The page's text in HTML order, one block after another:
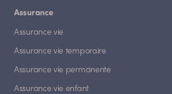
Assurance
Assurance vie
Assurance vie temporaire
Assurance vie permanente
Assurance vie enfant